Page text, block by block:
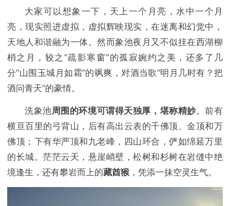
大家可以想象一下，天上一个月亮，水中一个月
亮，现实照进虚拟，虚拟辉映现实，在迷离和幻觉中，
天地人和谐融为一体。然而象池夜月又不似挂在西湖柳
梢之月，较之“疏影寒窗”的孤寂婉约之美，还多了几
分“山围玉城月如霜”的飒爽，对酒当歌“明月几时有？把
酒问青天”的豪情。
洗象池周围的环境可谓得天独厚，堪称精妙。前有
横亘百里的弓背山，后有高出云表的千佛顶、金顶和万
佛顶；下有华严顶和九老峰，四山环合，俨如绵延万里
的长城。茫茫云天，悬崖峭壁，松树和杉树在岩缝中绝
境逢生，还有攀岩而上的藏酋猴 ，凭添一抹空灵生气。